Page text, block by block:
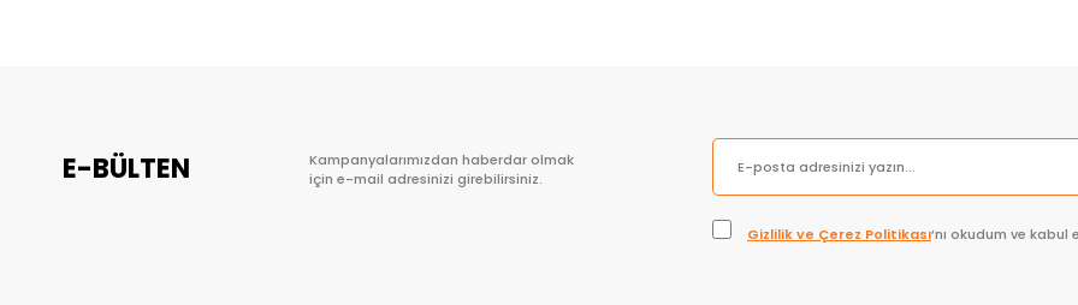
E-BÜLTEN
Kampanyalarımızdan haberdar olmak
için e-mail adresinizi girebilirsiniz.
Gizlilik ve Çerez Politikası’nı okudum ve kabul